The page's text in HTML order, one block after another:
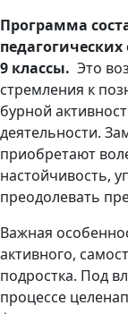
Программа
9 классы. Это
стремления к
бурной
деятельности.
приобретают
настойчивость,
преодолевать
Важная
активного,
подростка. Под
процессе